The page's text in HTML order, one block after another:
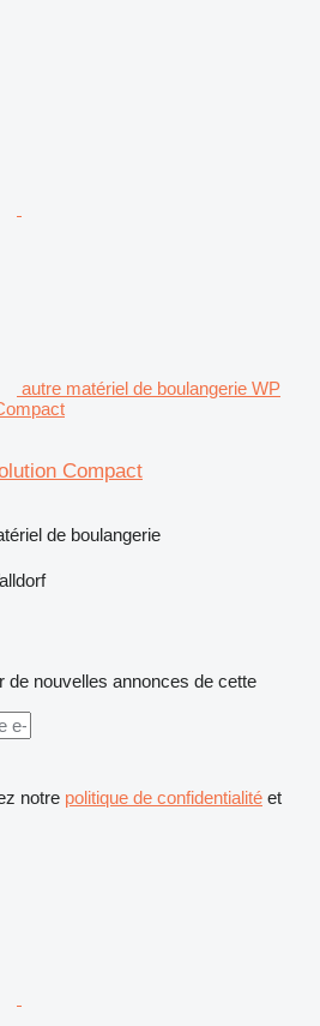
autre matériel de boulangerie WP
Compact
de boulangerie
nouvelles annonces de cette
notre politique de confidentialité et